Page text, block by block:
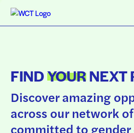
FINDYOURNEXT
Discover amazing
across our network
committed to